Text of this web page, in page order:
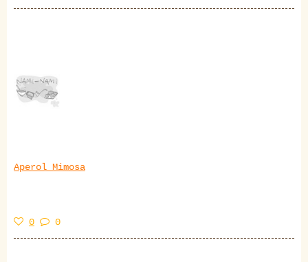
Aperol Mimosa
0 0